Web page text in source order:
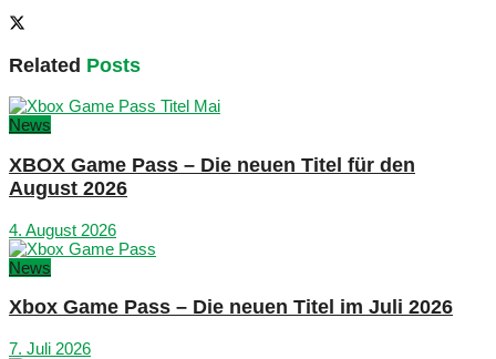
Related Posts
News
XBOX Game Pass – Die neuen Titel für den
August 2026
4. August 2026
News
Xbox Game Pass – Die neuen Titel im Juli 2026
7. Juli 2026